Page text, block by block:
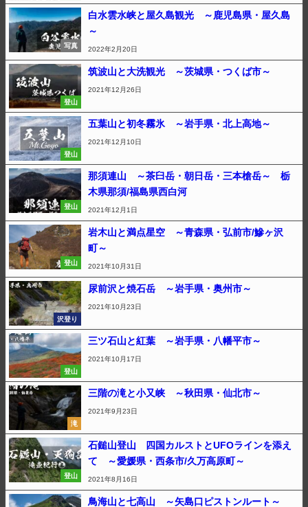
写真
白水雲水峡と屋久島観光 ～鹿児島県・屋久島
～
2022年2月20日
登山
筑波山と大洗観光 ～茨城県・つくば市～
2021年12月26日
登山
五葉山と初冬霧氷 ～岩手県・北上高地～
2021年12月10日
登山
那須連山 ～茶臼岳・朝日岳・三本槍岳～ 栃
木県那須/福島県西白河
2021年12月1日
登山
岩木山と満点星空 ～青森県・弘前市/鰺ヶ沢
町～
2021年10月31日
沢登り
尿前沢と焼石岳 ～岩手県・奥州市～
2021年10月23日
登山
三ツ石山と紅葉 ～岩手県・八幡平市～
2021年10月17日
滝
三階の滝と小又峡 ～秋田県・仙北市～
2021年9月23日
登山
石鎚山登山 四国カルストとUFOラインを添え
て ～愛媛県・西条市/久万高原町～
2021年8月16日
鳥海山と七高山 ～矢島口ピストンルート～